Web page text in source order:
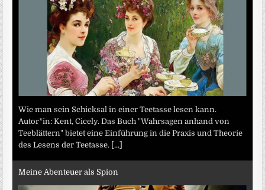
Wie man sein Schicksal in einer Teetasse lesen kann.
Autor*in: Kent, Cicely. Das Buch "Wahrsagen anhand von
Teeblättern" bietet eine Einführung in die Praxis und Theorie
des Lesens der Teetasse.
[...]
Meine Abenteuer als Spion